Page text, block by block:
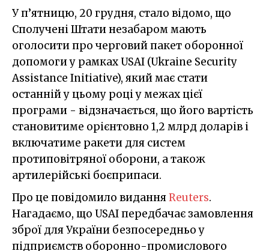
У п’ятницю, 20 грудня, стало відомо, що
Сполучені Штати незабаром мають
оголосити про черговий пакет оборонної
допомоги у рамках USAI (Ukraine Security
Assistance Initiative), який має стати
останній у цьому році у межах цієї
програми - відзначається, що його вартість
становитиме орієнтовно 1,2 млрд доларів і
включатиме ракети для систем
протиповітряної оборони, а також
артилерійські боєприпаси.
Про це повідомило виданняReuters.
Нагадаємо, що USAI передбачає замовлення
зброї для України безпосередньо у
підприємств оборонно-промислового